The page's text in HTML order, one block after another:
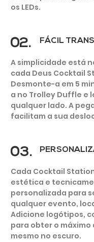
os LEDs.
02. FÁCIL
A simplicidade está
cada Deus Cocktail
Desmonte-a em 5
a no Trolley Duffle e
qualquer lado. A
facilitam a sua
03.
Cada Cocktail
estética e
personalizada para
qualquer evento,
Adicione logótipos,
para obter o máximo
mesmo no escuro.